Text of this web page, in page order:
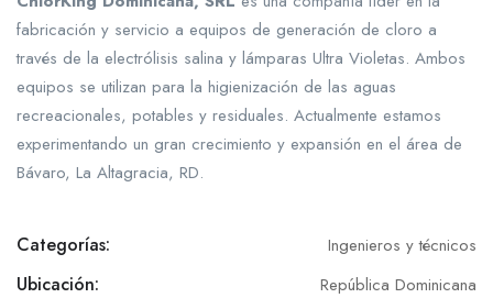
fabricación y servicio a equipos de generación de cloro a
través de la electrólisis salina y lámparas Ultra Violetas. Ambos
equipos se utilizan para la higienización de las aguas
recreacionales, potables y residuales. Actualmente estamos
experimentando un gran crecimiento y expansión en el área de
Bávaro, La Altagracia, RD.
Categorías: Ingenieros y técnicos
Ubicación: República Dominicana